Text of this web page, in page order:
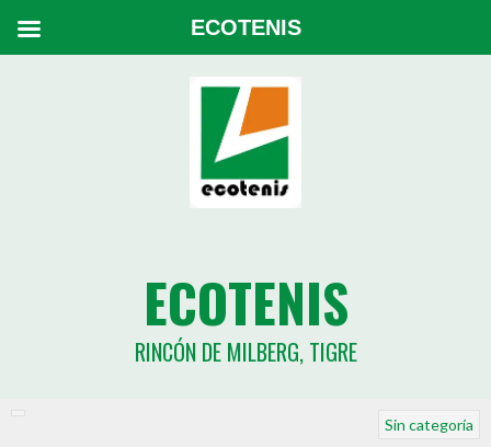
ECOTENIS
RINCÓN DE MILBERG, TIGRE
Sin categoría
ECOTENIS